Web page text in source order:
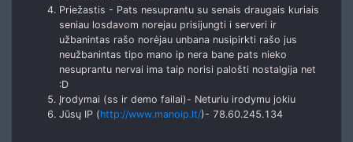
Priežastis - Pats nesuprantu su senais draugais kuriais
seniau losdavom norejau prisijungti i serveri ir
užbanintas rašo norėjau unbana nusipirkti rašo jus
neužbanintas tipo mano ip nera bane pats nieko
nesuprantu nervai ima taip norisi palošti nostalgija net
:D
Įrodymai (ss ir demo failai)- Neturiu irodymu jokiu
Jūsų IP (http://www.manoip.lt/)- 78.60.245.134